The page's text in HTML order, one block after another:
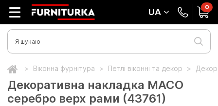
UA 0
Віконна фурнітура Петлі віконні та декор
Декоративна накладка MACO
серебро верх рами (43761)